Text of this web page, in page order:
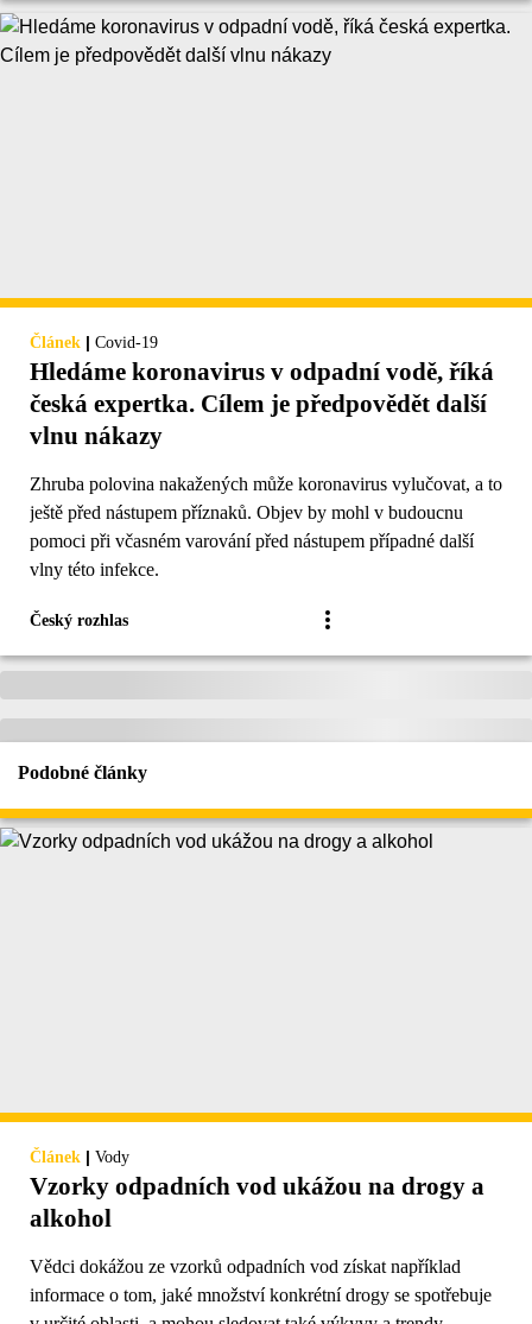
Článek | Covid-19
Hledáme koronavirus v odpadní vodě, říká
česká expertka. Cílem je předpovědět další
vlnu nákazy
Zhruba polovina nakažených může koronavirus vylučovat, a to
ještě před nástupem příznaků. Objev by mohl v budoucnu
pomoci při včasném varování před nástupem případné další
vlny této infekce.
Český rozhlas
Podobné články
Článek | Vody
Vzorky odpadních vod ukážou na drogy a
alkohol
Vědci dokážou ze vzorků odpadních vod získat například
informace o tom, jaké množství konkrétní drogy se spotřebuje